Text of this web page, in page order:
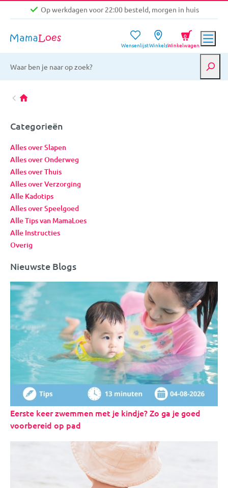
Gratis verzending vanaf €39,-
Op werkdagen voor 22:00 besteld, morgen in huis
WensenlijstWinkelsWinkelwagen
0
Categorieën
Alles over Slapen
Alles over Onderweg
Alles over Thuis
Alles over Verzorging
Alle Kadotips
Alles over Speelgoed
Alle Tips van MamaLoes
Alle Instructies
Overig
Nieuwste Blogs
Eerste keer zwemmen met je kindje? Zo ga je goed
voorbereid op pad